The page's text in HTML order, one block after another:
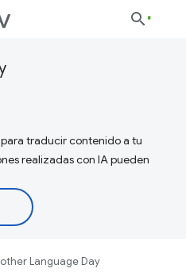
traducir contenido a tu
realizadas con IA pueden
Language Day